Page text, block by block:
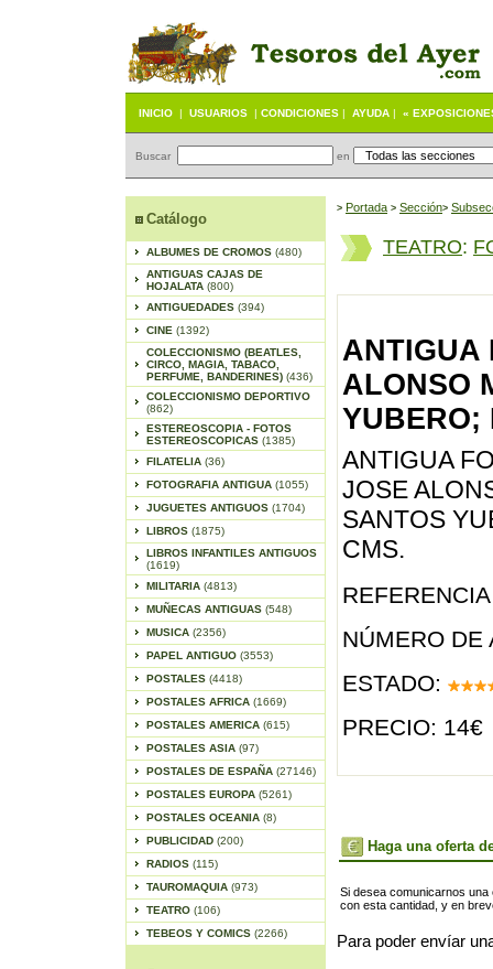
INICIO | USUARIOS | CONDICIONES | AYUDA | «
Buscar en
Catálogo
ALBUMES DE CROMOS (480)
ANTIGUAS CAJAS DE
HOJALATA (800)
ANTIGUEDADES (394)
CINE (1392)
COLECCIONISMO (BEATLES,
CIRCO, MAGIA, TABACO,
PERFUME, BANDERINES) (436)
COLECCIONISMO DEPORTIVO
(862)
ESTEREOSCOPIA - FOTOS
ESTEREOSCOPICAS (1385)
FILATELIA (36)
FOTOGRAFIA ANTIGUA (1055)
JUGUETES ANTIGUOS (1704)
LIBROS (1875)
LIBROS INFANTILES ANTIGUOS
(1619)
MILITARIA (4813)
MUÑECAS ANTIGUAS (548)
MUSICA (2356)
PAPEL ANTIGUO (3553)
POSTALES (4418)
POSTALES AFRICA (1669)
POSTALES AMERICA (615)
POSTALES ASIA (97)
POSTALES DE ESPAÑA (27146)
POSTALES EUROPA (5261)
POSTALES OCEANIA (8)
PUBLICIDAD (200)
RADIOS (115)
TAUROMAQUIA (973)
TEATRO (106)
TEBEOS Y COMICS (2266)
> Portada > Sección>
TEATRO:
ANTIGUA
ALONSO
YUBERO;
ANTIGUA
JOSE
SANTOS
CMS.
NÚMERO DE
ESTADO:
PRECIO: 14€
Haga una oferta
Si desea comunicarnos
con esta cantidad, y en
Para poder envíar